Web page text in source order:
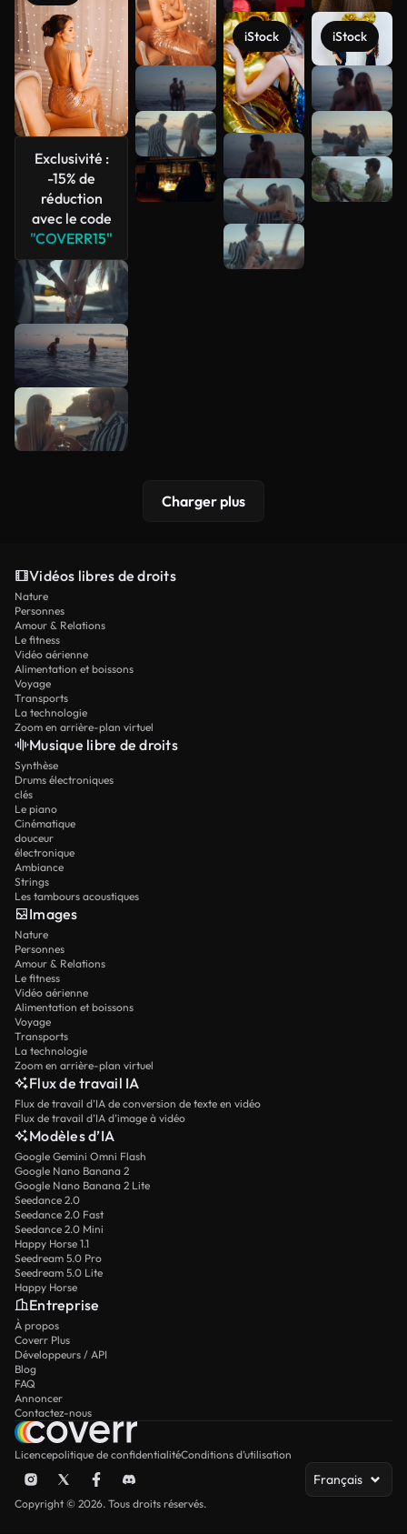
Exclusivité :
-15% de
réduction
avec le code
"COVERR15"
iStock iStock
Voir plus
Charger plus
Vidéos libres de droits
Nature
Personnes
Amour & Relations
Le fitness
Vidéo aérienne
Alimentation et boissons
Voyage
Transports
La technologie
Zoom en arrière-plan virtuel
Musique libre de droits
Synthèse
Drums électroniques
clés
Le piano
Cinématique
douceur
électronique
Ambiance
Strings
Les tambours acoustiques
Images
Nature
Personnes
Amour & Relations
Le fitness
Vidéo aérienne
Alimentation et boissons
Voyage
Transports
La technologie
Zoom en arrière-plan virtuel
Flux de travail IA
Flux de travail d’IA de conversion de texte en vidéo
Flux de travail d’IA d’image à vidéo
Modèles d’IA
Google Gemini Omni Flash
Google Nano Banana 2
Google Nano Banana 2 Lite
Seedance 2.0
Seedance 2.0 Fast
Seedance 2.0 Mini
Happy Horse 1.1
Seedream 5.0 Pro
Seedream 5.0 Lite
Happy Horse
Entreprise
À propos
Coverr Plus
Développeurs / API
Blog
FAQ
Annoncer
Contactez-nous
Licencepolitique de confidentialitéConditions d’utilisation
Français
Copyright © 2026. Tous droits réservés.